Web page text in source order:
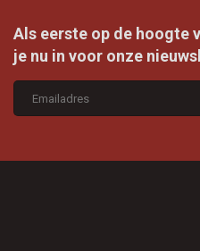
Als eerste op de hoogte
je nu in voor onze